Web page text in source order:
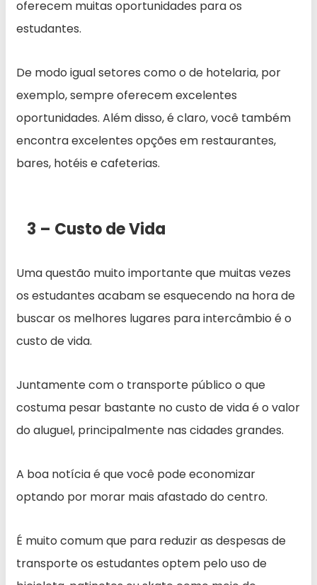
oferecem muitas oportunidades para os
estudantes.
De modo igual setores como o de hotelaria, por
exemplo, sempre oferecem excelentes
oportunidades. Além disso, é claro, você também
encontra excelentes opções em restaurantes,
bares, hotéis e cafeterias.
3 – Custo de Vida
Uma questão muito importante que muitas vezes
os estudantes acabam se esquecendo na hora de
buscar os melhores lugares para intercâmbio é o
custo de vida.
Juntamente com o transporte público o que
costuma pesar bastante no custo de vida é o valor
do aluguel, principalmente nas cidades grandes.
A boa notícia é que você pode economizar
optando por morar mais afastado do centro.
É muito comum que para reduzir as despesas de
transporte os estudantes optem pelo uso de